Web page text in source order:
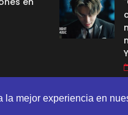
mejor experiencia en
GOOYAABI TEMPLATES